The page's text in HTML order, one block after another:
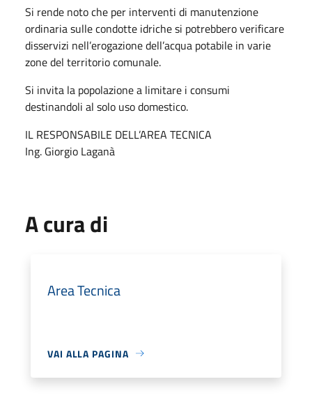
Si rende noto che per interventi di manutenzione
ordinaria sulle condotte idriche si potrebbero verificare
disservizi nell’erogazione dell’acqua potabile in varie
zone del territorio comunale.
Si invita la popolazione a limitare i consumi
destinandoli al solo uso domestico.
IL RESPONSABILE DELL’AREA TECNICA
Ing. Giorgio Laganà
A cura di
Area Tecnica
VAI ALLA PAGINA